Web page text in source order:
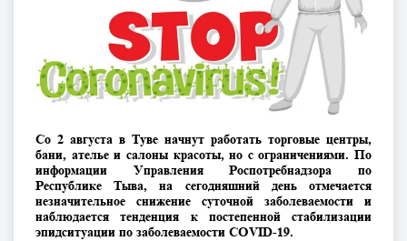
Со 2 августа в Туве начнут работать торговые центры,
бани, ателье и салоны красоты, но с ограничениями. По
информации Управления Роспотребнадзора по
Республике Тыва, на сегодняшний день отмечается
незначительное снижение суточной заболеваемости и
наблюдается тенденция к постепенной стабилизации
эпидситуации по заболеваемости COVID-19.